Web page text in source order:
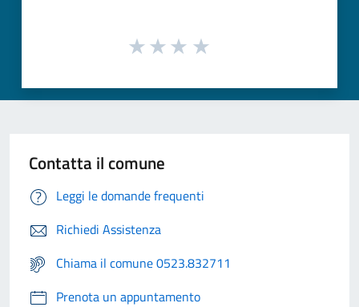
Contatta il comune
Leggi le domande frequenti
Richiedi Assistenza
Chiama il comune 0523.832711
Prenota un appuntamento